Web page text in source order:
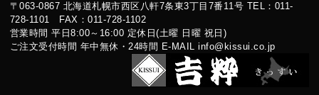
〒063-0867 北海道札幌市西区八軒7条東3丁目7番11号 TEL：011-
728-1101 FAX：011-728-1102
営業時間 平日8:00～16:00 定休日(土曜 日曜 祝日)
ご注文受付時間 年中無休・24時間 E-MAIL info@kissui.co.jp